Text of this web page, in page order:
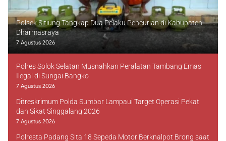
Polsek Sitiung Tangkap Dua Pelaku Pencurian di Kabupaten
Dharmasraya
7 Agustus 2026
Polres Solok Selatan Musnahkan Peralatan Tambang Emas
Ilegal di Sungai Bangko
7 Agustus 2026
Ditreskrimum Polda Sumbar Lampaui Target Operasi Pekat
dan Sikat Singgalang 2026
7 Agustus 2026
Polresta Padang Sita 18 Sepeda Motor Berknalpot Brong saat